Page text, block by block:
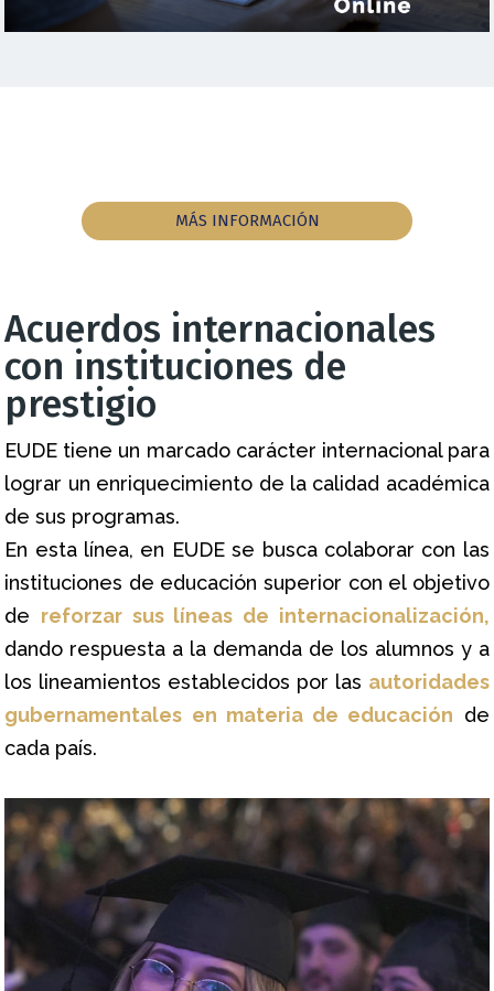
MÁS INFORMACIÓN
Acuerdos internacionales
con instituciones de
prestigio
EUDE tiene un marcado carácter internacional para
lograr un enriquecimiento de la calidad académica
de sus programas.
En esta línea, en EUDE se busca colaborar con las
instituciones de educación superior con el objetivo
de reforzar sus líneas de internacionalización,
dando respuesta a la demanda de los alumnos y a
los lineamientos establecidos por las autoridades
gubernamentales en materia de educación de
cada país.